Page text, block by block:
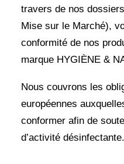
travers de nos
Mise sur le Marché),
conformité de nos
marque HYGIÈNE &
Nous couvrons les
européennes
conformer afin de
d’activité désinfectante.